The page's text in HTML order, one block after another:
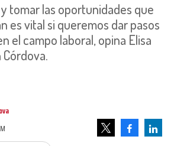
tomar las oportunidades que
es vital si queremos dar pasos
el campo laboral, opina Elisa
Facebook